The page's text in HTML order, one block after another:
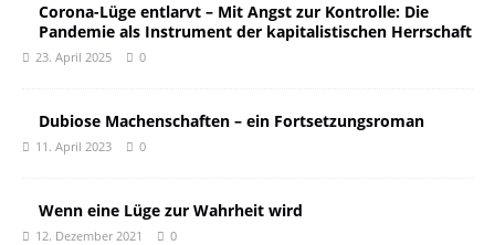
Corona-Lüge entlarvt – Mit Angst zur Kontrolle: Die
Pandemie als Instrument der kapitalistischen Herrschaft
23. April 2025 0
Dubiose Machenschaften – ein Fortsetzungsroman
11. April 2023 0
Wenn eine Lüge zur Wahrheit wird
12. Dezember 2021 0